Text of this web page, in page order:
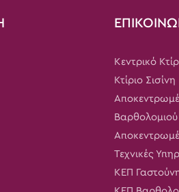
Κεντρικό
Κτίριο Σισίνη
Βαρθολομιού
Τεχνικές
ΚΕΠ